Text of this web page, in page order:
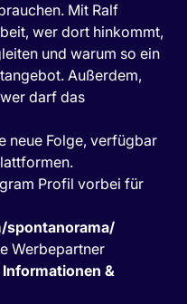
Mit Ralf
wer dort hinkommt,
und warum so ein
Außerdem,
darf das
neue Folge, verfügbar
Profil vorbei für
Werbepartner
&